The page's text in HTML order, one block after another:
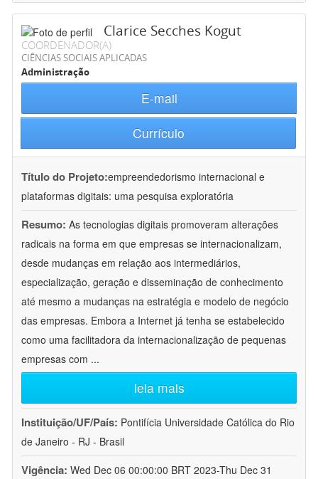
Clarice Secches Kogut
COORDENADOR(A)
CIÊNCIAS SOCIAIS APLICADAS
Administração
E-mail
Currículo
Título do Projeto:empreendedorismo internacional e
plataformas digitais: uma pesquisa exploratória
Resumo: As tecnologias digitais promoveram alterações
radicais na forma em que empresas se internacionalizam,
desde mudanças em relação aos intermediários,
especialização, geração e disseminação de conhecimento
até mesmo a mudanças na estratégia e modelo de negócio
das empresas. Embora a Internet já tenha se estabelecido
como uma facilitadora da internacionalização de pequenas
empresas com ...
leia mais
Instituição/UF/País: Pontifícia Universidade Católica do Rio
de Janeiro - RJ - Brasil
Vigência: Wed Dec 06 00:00:00 BRT 2023-Thu Dec 31